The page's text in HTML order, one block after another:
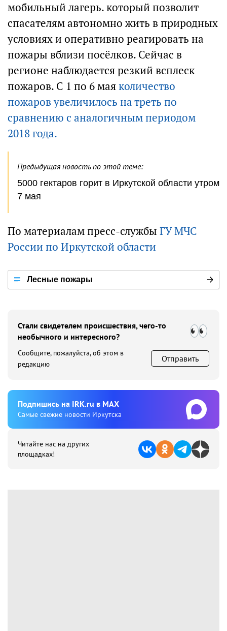
мобильный лагерь. который позволит
спасателям автономно жить в природных
условиях и оперативно реагировать на
пожары вблизи посёлков. Сейчас в
регионе наблюдается резкий всплеск
пожаров. С 1 по 6 маяколичество
пожаров увеличилось на треть по
сравнению с аналогичным периодом
2018 года.
Предыдущая новость по этой теме:
5000 гектаров горит в Иркутской области утром
7 мая
По материалам пресс-службы ГУ МЧС
России по Иркутской области
Лесные пожары
Стали свидетелем происшествия, чего-то
необычного и интересного?
Сообщите, пожалуйста, об этом в
редакцию
Отправить
Подпишиcь на IRK.ru в MAX
Cамые свежие новости Иркутска
Читайте нас на других
площадках!